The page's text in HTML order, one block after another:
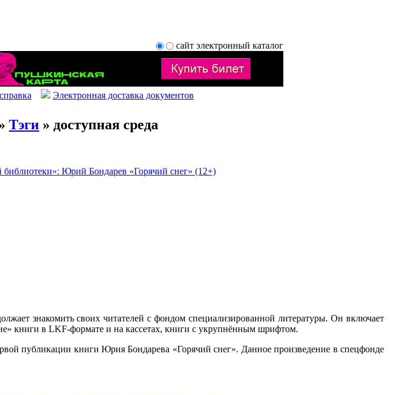
сайт электронный каталог
Электронная доставка документов
Тэги » доступная среда
Юрий Бондарев «Горячий снег» (12+)
знакомить своих читателей с фондом специализированной литературы. Он включает
книги в LKF-формате и на кассетах, книги с укрупнённым шрифтом.
публикации книги Юрия Бондарева «Горячий снег». Данное произведение в спецфонде